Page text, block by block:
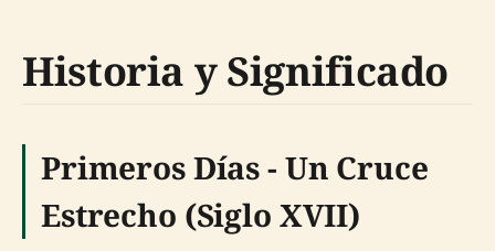
Historia y Significado
Primeros Días - Un Cruce
Estrecho (Siglo XVII)